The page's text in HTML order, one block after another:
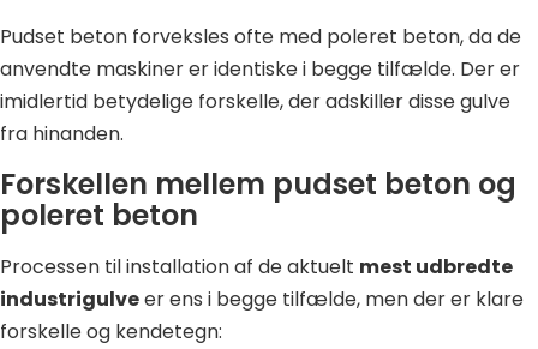
Pudset beton forveksles ofte med poleret beton, da de
anvendte maskiner er identiske i begge tilfælde. Der er
imidlertid betydelige forskelle, der adskiller disse gulve
fra hinanden.
Forskellen mellem pudset beton og
poleret beton
Processen til installation af de aktuelt mest udbredte
industrigulveer ens i begge tilfælde, men der er klare
forskelle og kendetegn: